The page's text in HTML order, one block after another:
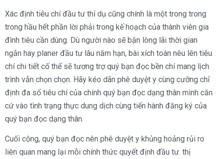
Xác định tiêu chí đầu tư thí dụ cũng chính là một trong trong
trong hầu hết phần lời phải trong kế hoạch của thành viên gia
đình tiêu cần dùng. Dù người nào sẽ bận lòng lãi thời gian
ngắn hay planer đầu tư lâu năm hạn, bài xích toán nêu lên tiêu
chí chi tiết cố thể sẽ tương trợ quý bạn đọc bền chí mang lịch
trình vẫn chọn chọn. Hãy kéo dãn phê duyệt y cùng cưỡng chỉ
định đa số tiêu chí của chính quý bạn đọc dạng thân mình căn
cứ vào tình trạng thực dung dịch cùng tiến hành đăng ký của
quý bạn đọc dạng thân.
Cuối cộng, quý bạn đọc nên phê duyệt y khủng hoảng rủi ro
liên quan mang lại mỗi chính thức quyết định đầu tư. thị